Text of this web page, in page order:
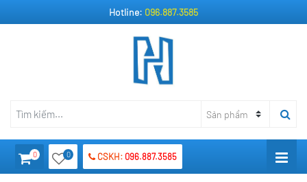
Hotline: 096.887.3585
0 0 CSKH: 096.887.3585